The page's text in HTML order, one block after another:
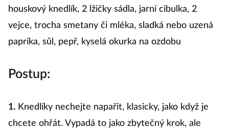
houskový knedlík, 2 lžičky sádla, jarní cibulka, 2
vejce, trocha smetany či mléka, sladká nebo uzená
paprika, sůl, pepř, kyselá okurka na ozdobu
Postup:
1. Knedlíky nechejte napařit, klasicky, jako když je
chcete ohřát. Vypadá to jako zbytečný krok, ale